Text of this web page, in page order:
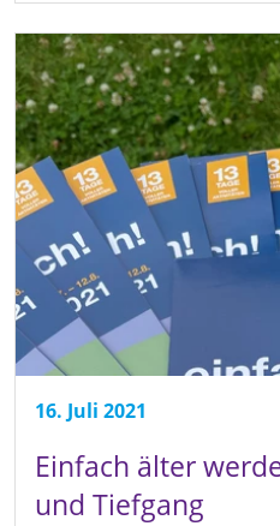
16. Juli 2021
Einfach älter
und Tiefgang